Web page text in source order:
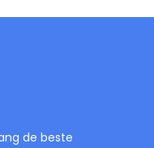
de beste